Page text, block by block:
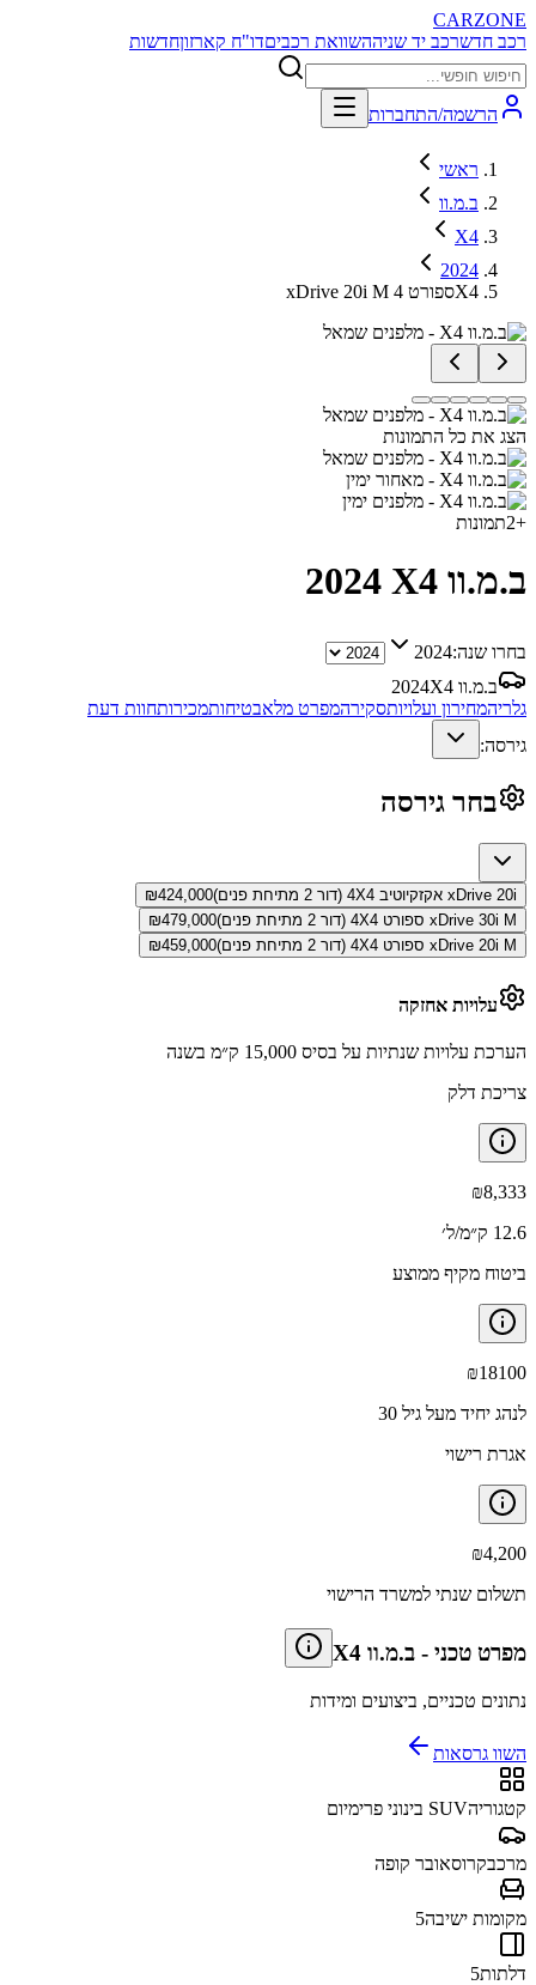
CARZONE
רכב חדשרכב יד שניההשוואת רכביםדו"ח קארזוןחדשות
הרשמה/התחברות
ראשי
ב.מ.וו
X4
2024
xDrive 20i M ספורט 4X4
הצג את כל התמונות
+
2תמונות
ב.מ.וו X4 2024
בחרו שנה:2024
ב.מ.וו X4
2024
גלריהמחירון ועלויותסקירהמפרט מלאבטיחותמכירותחוות דעת
גירסה:
בחר גירסה
xDrive 20i אקזקיוטיב 4X4 (דור 2 מתיחת פנים) ₪424,000
xDrive 30i M ספורט 4X4 (דור 2 מתיחת פנים)
₪479,000
xDrive 20i M ספורט 4X4 (דור 2 מתיחת פנים)
₪459,000
עלויות אחזקה
הערכת עלויות שנתיות על בסיס 15,000 ק״מ בשנה
צריכת דלק
₪8,333
12.6 ק״מ/ל׳
ביטוח מקיף ממוצע
₪18100
לנהג יחיד מעל גיל 30
אגרת רישוי
₪4,200
תשלום שנתי למשרד הרישוי
מפרט טכני - ב.מ.וו X4
נתונים טכניים, ביצועים ומידות
השוו גרסאות
קטגוריהSUV בינוני פרימיום
מרכבקרוסאובר קופה
מקומות ישיבה5
דלתות5